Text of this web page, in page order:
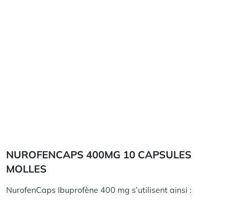
NUROFENCAPS 400MG 10 CAPSULES
MOLLES
NurofenCaps Ibuprofène 400 mg s’utilisent ainsi :